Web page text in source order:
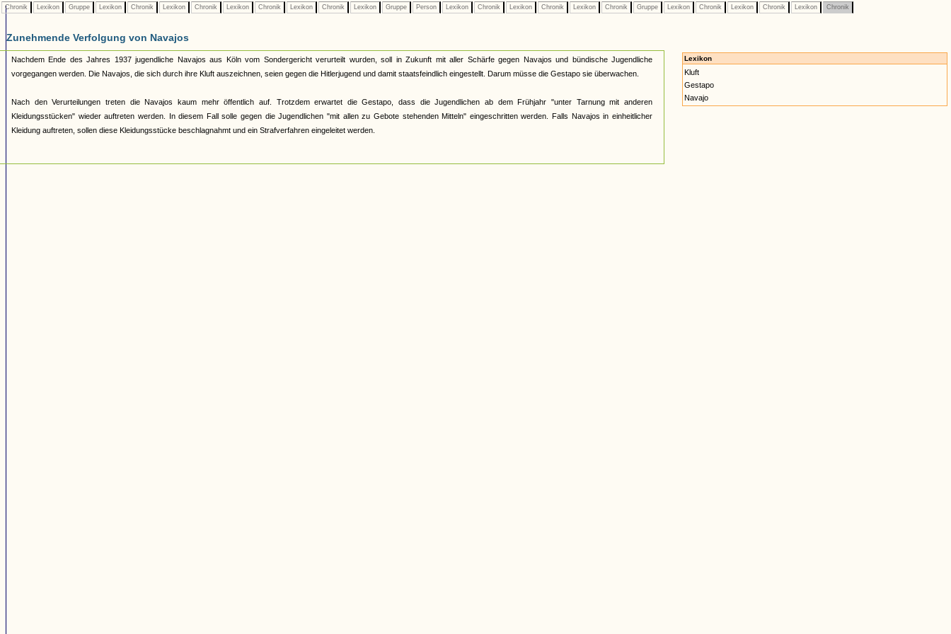
Chronik Lexikon Gruppe Lexikon Chronik Lexikon Chronik Lexikon Chronik Lexikon Chronik Lexikon Gruppe Person Lexikon Chronik Lexikon Chronik Lexikon Chronik Gruppe Lexikon Chronik Lexikon Chronik Lexikon Chronik
Zunehmende Verfolgung von Navajos
Nachdem Ende des Jahres 1937 jugendliche Navajos aus Köln vom Sondergericht verurteilt wurden, soll in Zukunft mit aller Schärfe gegen Navajos und bündische Jugendliche
vorgegangen werden. Die Navajos, die sich durch ihre Kluft auszeichnen, seien gegen die Hitlerjugend und damit staatsfeindlich eingestellt. Darum müsse die Gestapo sie überwachen.
Nach den Verurteilungen treten die Navajos kaum mehr öffentlich auf. Trotzdem erwartet die Gestapo, dass die Jugendlichen ab dem Frühjahr "unter Tarnung mit anderen
Kleidungsstücken" wieder auftreten werden. In diesem Fall solle gegen die Jugendlichen "mit allen zu Gebote stehenden Mitteln" eingeschritten werden. Falls Navajos in einheitlicher
Kleidung auftreten, sollen diese Kleidungsstücke beschlagnahmt und ein Strafverfahren eingeleitet werden.
Lexikon
Kluft
Gestapo
Navajo